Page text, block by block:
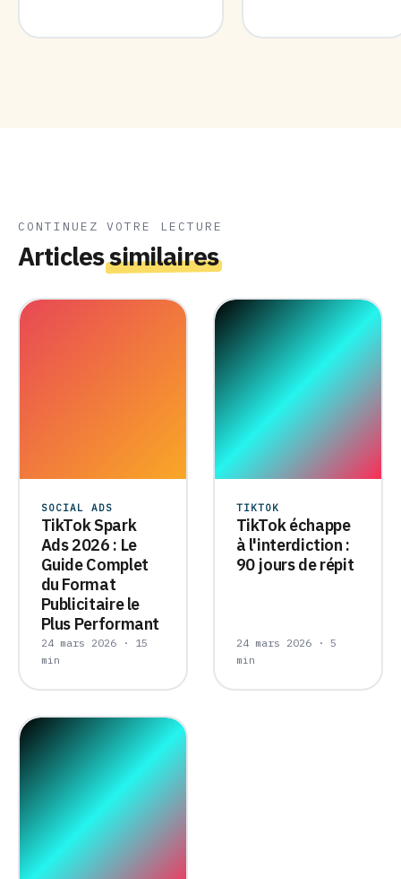
CONTINUEZ VOTRE LECTURE
Articlessimilaires
SOCIAL ADS
TikTok Spark
Ads 2026 : Le
Guide Complet
du Format
Publicitaire le
Plus Performant
24 mars 2026 · 15
min
TIKTOK
TikTok échappe
à l'interdiction :
90 jours de répit
24 mars 2026 · 5
min